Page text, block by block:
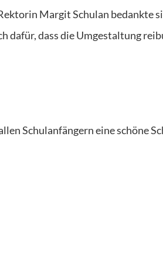
Margit Schulan bedankte
dafür, dass die Umgestaltung
Schulanfängern eine schöne